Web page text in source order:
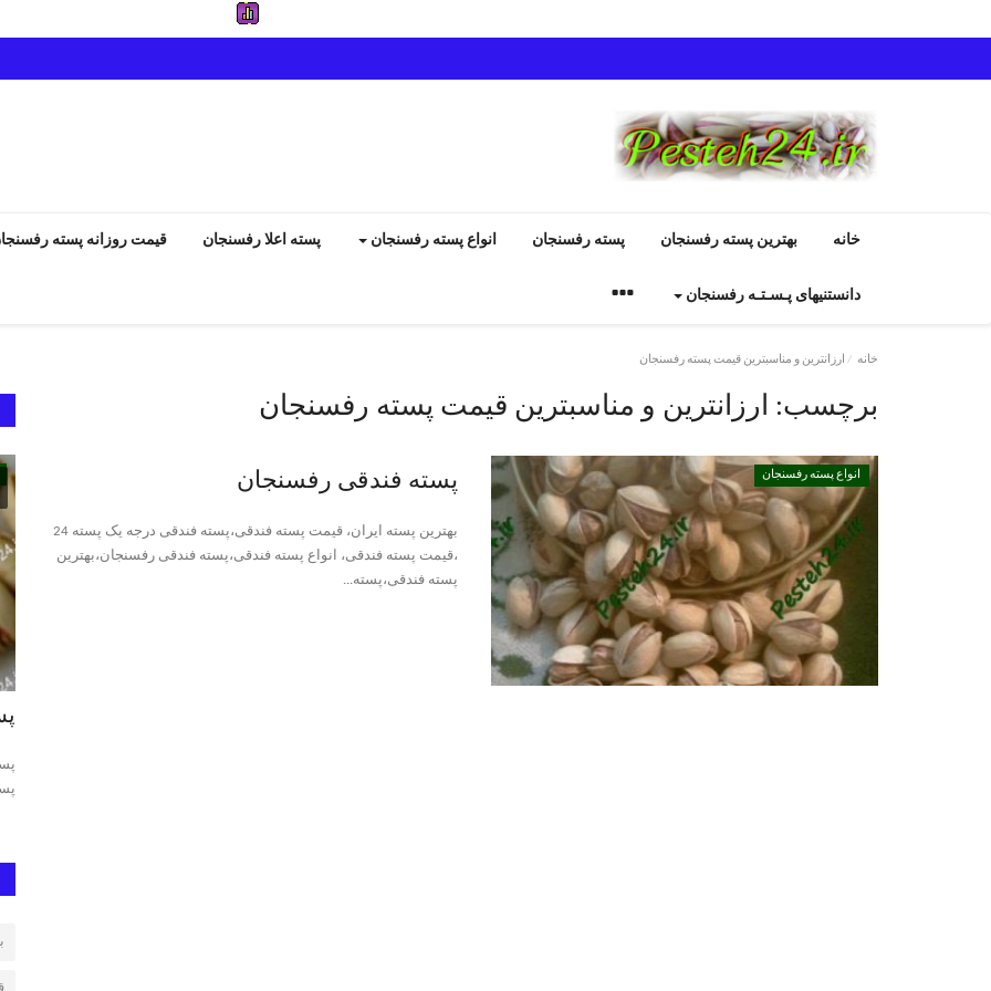
خانه بهترین پسته رفسنجان پسته رفسنجان انواع پسته رفسنجان پسته اعلا رفسنجان قیمت روزانه پسته
دانستنیهای پـسـتـه رفسنجان
خانه ارزانترین و مناسبترین قیمت پسته رفسنجان
برچسب: ارزانترین و مناسبترین قیمت پسته رفسنجان
انواع پسته رفسنجان پسته فندقی رفسنجان
بهترین پسته ایران، قیمت پسته فندقی،پسته فندقی درجه یک پسته 24
،قیمت پسته فندقی، انواع پسته فندقی،پسته فندقی رفسنجان،بهترین
پسته فندقی،پسته...
دانستنیهای پـسـتـه رفسنجان انواع پسته رفسنجان